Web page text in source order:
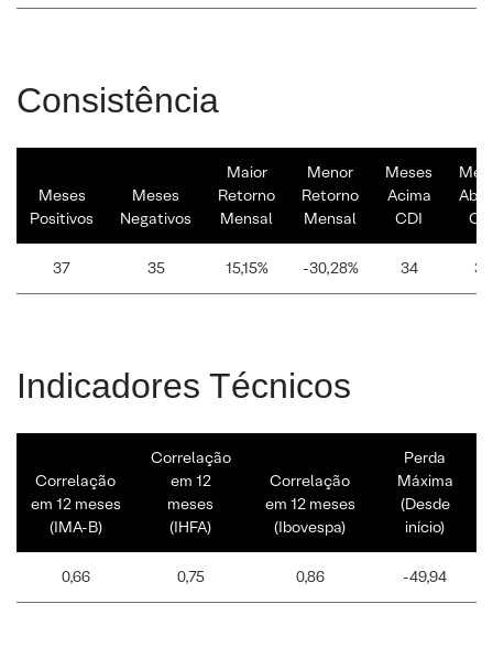
Consistência
Meses
Positivos
Meses
Negativos
Maior
Retorno
Mensal
Menor
Retorno
Mensal
Meses
Acima
CDI
37 35 15,15% -30,28% 34 38
Indicadores Técnicos
Correlação
em 12 meses
(IMA-B)
Correlação
em 12
meses
(IHFA)
Correlação
em 12 meses
(Ibovespa)
Perda
Máxima
(Desde
início)
0,66 0,75 0,86 -49,94